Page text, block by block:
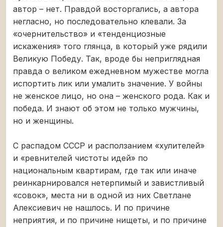
автор – нет. Правдой восторгались, а автора
негласно, но последовательно клевали. За
«очернительство» и «тенденциозные
искажения» того глянца, в который уже рядили
Великую Победу. Так, вроде бы неприглядная
правда о великом ежедневном мужестве могла
испортить лик или умалить значение. У войны
не женское лицо, но она – женского рода. Как и
победа. И знают об этом не только мужчины,
но и женщины.
С распадом СССР и расползанием «хулителей»
и «ревнителей чистоты идей» по
национальным квартирам, где так или иначе
реинкарнировался нетерпимый и завистливый
«совок», места ни в одной из них Светлане
Алексиевич не нашлось. И по причине
неприятия, и по причине нищеты, и по причине